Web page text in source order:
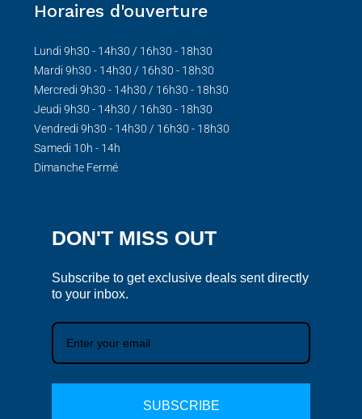
Horaires d'ouverture
Lundi 9h30 - 14h30 / 16h30 - 18h30
Mardi 9h30 - 14h30 / 16h30 - 18h30
Mercredi 9h30 - 14h30 / 16h30 - 18h30
Jeudi 9h30 - 14h30 / 16h30 - 18h30
Vendredi 9h30 - 14h30 / 16h30 - 18h30
Samedi 10h - 14h
Dimanche Fermé
DON'T MISS OUT
Subscribe to get exclusive deals sent directly
to your inbox.
SUBSCRIBE